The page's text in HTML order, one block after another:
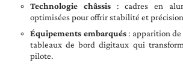
Technologie châssis : cadres en
optimisées pour offrir stabilité et
Équipements embarqués: apparition de
tableaux de bord digitaux qui
pilote.